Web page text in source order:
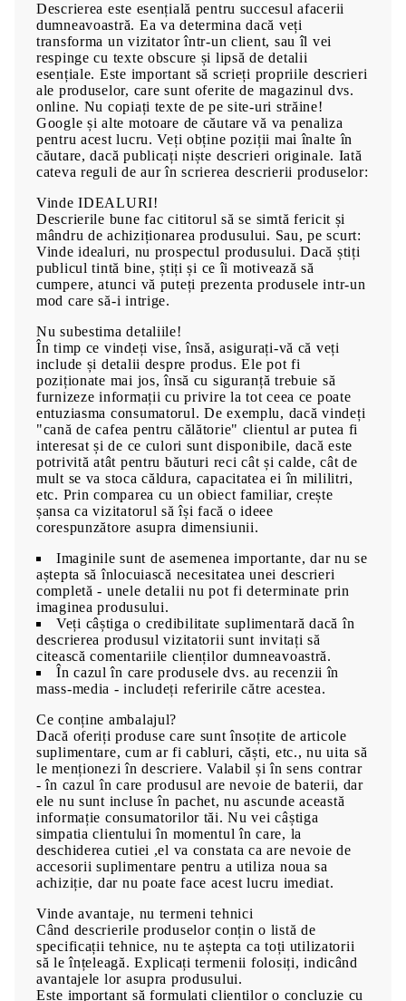
Descrierea este esențială pentru succesul afacerii
dumneavoastră. Ea va determina dacă veți
transforma un vizitator într-un client, sau îl vei
respinge cu texte obscure și lipsă de detalii
esențiale. Este important să scrieți propriile descrieri
ale produselor, care sunt oferite de magazinul dvs.
online. Nu copiați texte de pe site-uri străine!
Google și alte motoare de căutare vă va penaliza
pentru acest lucru. Veți obține poziții mai înalte în
căutare, dacă publicați niște descrieri originale. Iată
cateva reguli de aur în scrierea descrierii produselor:
Vinde IDEALURI!
Descrierile bune fac cititorul să se simtă fericit și
mândru de achiziționarea produsului. Sau, pe scurt:
Vinde idealuri, nu prospectul produsului. Dacă știți
publicul tintă bine, știți și ce îi motivează să
cumpere, atunci vă puteți prezenta produsele intr-un
mod care să-i intrige.
Nu subestima detaliile!
În timp ce vindeți vise, însă, asigurați-vă că veți
include și detalii despre produs. Ele pot fi
poziționate mai jos, însă cu siguranță trebuie să
furnizeze informații cu privire la tot ceea ce poate
entuziasma consumatorul. De exemplu, dacă vindeți
"cană de cafea pentru călătorie" clientul ar putea fi
interesat și de ce culori sunt disponibile, dacă este
potrivită atât pentru băuturi reci cât și calde, cât de
mult se va stoca căldura, capacitatea ei în mililitri,
etc. Prin comparea cu un obiect familiar, crește
șansa ca vizitatorul să își facă o ideee
corespunzătore asupra dimensiunii.
Imaginile sunt de asemenea importante, dar nu se
aștepta să înlocuiască necesitatea unei descrieri
completă - unele detalii nu pot fi determinate prin
imaginea produsului.
Veți câștiga o credibilitate suplimentară dacă în
descrierea produsul vizitatorii sunt invitați să
citească comentariile clienților dumneavoastră.
În cazul în care produsele dvs. au recenzii în
mass-media - includeți referirile către acestea.
Ce conține ambalajul?
Dacă oferiți produse care sunt însoțite de articole
suplimentare, cum ar fi cabluri, căști, etc., nu uita să
le menționezi în descriere. Valabil și în sens contrar
- în cazul în care produsul are nevoie de baterii, dar
ele nu sunt incluse în pachet, nu ascunde această
informație consumatorilor tăi. Nu vei câștiga
simpatia clientului în momentul în care, la
deschiderea cutiei ,el va constata ca are nevoie de
accesorii suplimentare pentru a utiliza noua sa
achiziție, dar nu poate face acest lucru imediat.
Vinde avantaje, nu termeni tehnici
Când descrierile produselor conțin o listă de
specificații tehnice, nu te aștepta ca toți utilizatorii
să le înțeleagă. Explicați termenii folosiți, indicând
avantajele lor asupra produsului.
Este important să formulați clienților o concluzie cu